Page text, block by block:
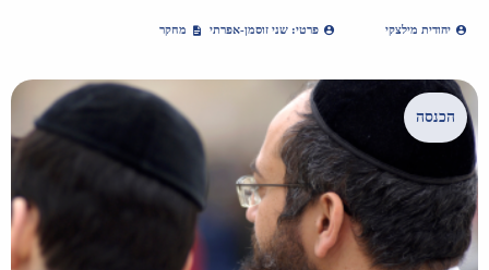
יהודית מילצקי פרטי: שני זוסמן-אפרתי מחקר
הכנסה